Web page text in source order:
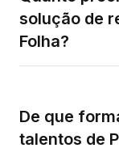
solução de
Folha?
De que
talentos de